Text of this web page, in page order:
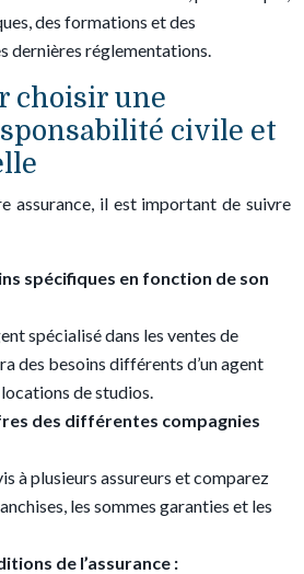
des formations et des
dernières réglementations.
choisir une
civile et
assurance, il est important de suivre
spécifiques en fonction de son
spécialisé dans les ventes de
des besoins différents d’un agent
de studios.
des différentes compagnies
à plusieurs assureurs et comparez
les sommes garanties et les
de l’assurance :